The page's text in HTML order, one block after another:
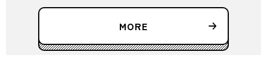
MORE